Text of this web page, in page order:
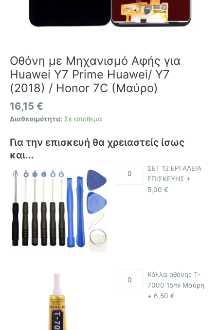
Οθόνη με Μηχανισμό Αφής για
Huawei Y7 Prime Huawei/ Y7
(2018) / Honor 7C (Μαύρο)
16,15 €
Διαθεσιμότητα: Σε απόθεμα
Για την επισκευή θα χρειαστείς ίσως
και...
ΣΕΤ 12 ΕΡΓΑΛΕΙΑ
ΕΠΙΣΚΕΥΗΣ +
5,00 €
Κόλλα οθόνης T-
7000 15ml Μαύρη
+ 6,50 €